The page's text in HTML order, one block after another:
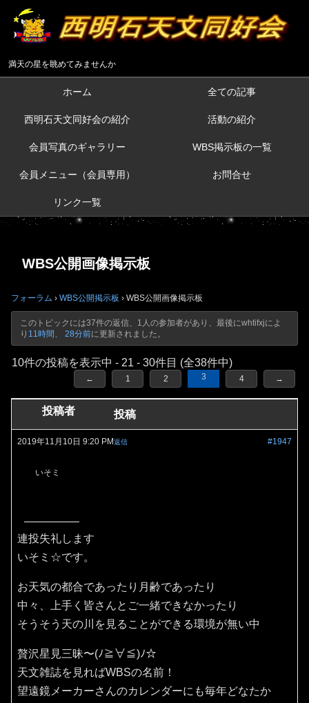
満天の星を眺めてみませんか
ホーム 全ての記事
西明石天文同好会の紹介 活動の紹介
会員写真のギャラリー WBS掲示板の一覧
会員メニュー（会員専用） お問合せ
リンク一覧
WBS公開画像掲示板
フォーラム › WBS公開掲示板 › WBS公開画像掲示板
このトピックには37件の返信、1人の参加者があり、最後にwhtifxjによ
り 11時間、 28分前に更新されました。
10件の投稿を表示中 - 21 - 30件目 (全38件中)
← 1 2 3 4 →
投稿者 投稿
2019年11月10日 9:20 PM #1947
返信
いそミ
連投失礼します
いそミ☆です。
お天気の都合であったり月齢であったり
中々、上手く皆さんとご一緒できなかったり
そうそう天の川を見ることができる環境が無い中
贅沢星見三昧〜(ﾉ≧∀≦)ﾉ☆
天文雑誌を見ればWBSの名前！
望遠鏡メーカーさんのカレンダーにも毎年どなたか